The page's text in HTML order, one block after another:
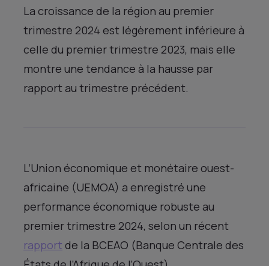
La croissance de la région au premier
trimestre 2024 est légèrement inférieure à
celle du premier trimestre 2023, mais elle
montre une tendance à la hausse par
rapport au trimestre précédent.
L’Union économique et monétaire ouest-
africaine (UEMOA) a enregistré une
performance économique robuste au
premier trimestre 2024, selon un récent
rapport de la BCEAO (Banque Centrale des